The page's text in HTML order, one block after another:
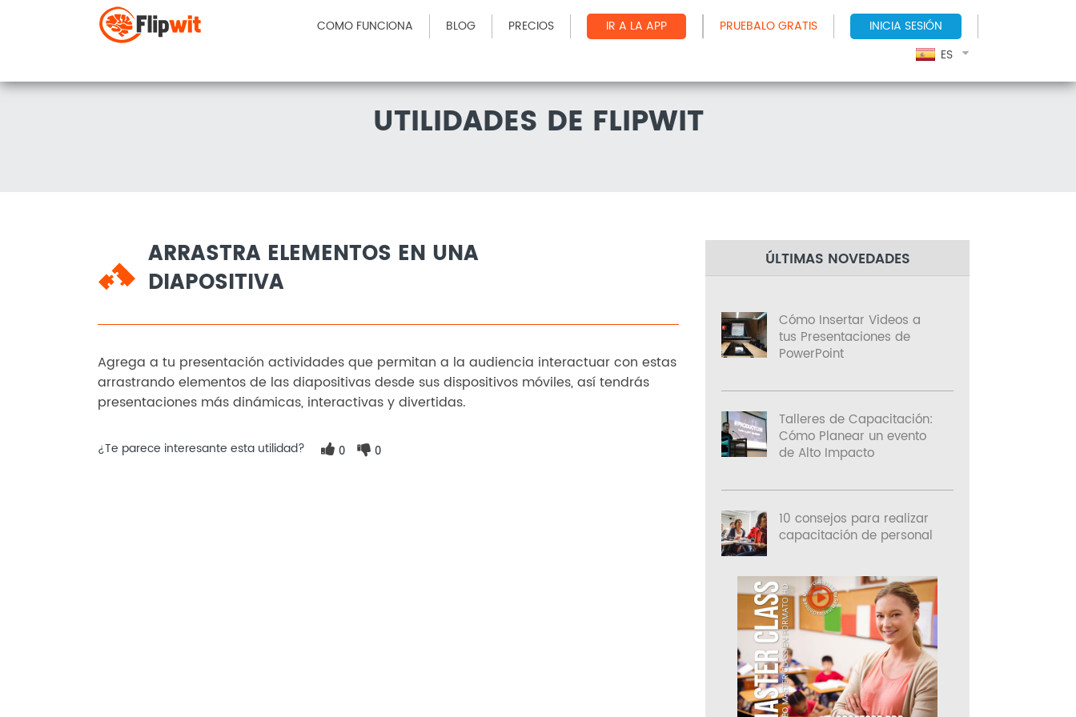
COMO FUNCIONA BLOG PRECIOS IR A LA APP PRUEBALO GRATIS
INICIA SESIÓN
ES
UTILIDADES DE FLIPWIT
ARRASTRA ELEMENTOS EN UNA
DIAPOSITIVA
Agrega a tu presentación actividades que permitan a la audiencia interactuar con estas
arrastrando elementos de las diapositivas desde sus dispositivos móviles, así tendrás
presentaciones más dinámicas, interactivas y divertidas.
¿Te parece interesante esta utilidad? 0 0
ÚLTIMAS NOVEDADES
Cómo Insertar Videos a
tus Presentaciones de
PowerPoint
Talleres de Capacitación:
Cómo Planear un evento
de Alto Impacto
10 consejos para realizar
capacitación de personal